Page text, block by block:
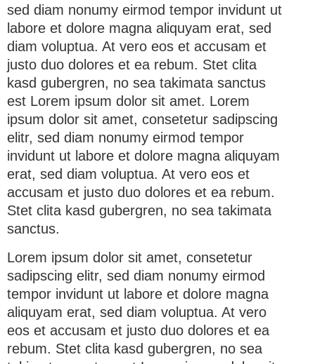
sed diam nonumy eirmod tempor invidunt ut
labore et dolore magna aliquyam erat, sed
diam voluptua. At vero eos et accusam et
justo duo dolores et ea rebum. Stet clita
kasd gubergren, no sea takimata sanctus
est Lorem ipsum dolor sit amet. Lorem
ipsum dolor sit amet, consetetur sadipscing
elitr, sed diam nonumy eirmod tempor
invidunt ut labore et dolore magna aliquyam
erat, sed diam voluptua. At vero eos et
accusam et justo duo dolores et ea rebum.
Stet clita kasd gubergren, no sea takimata
sanctus.
Lorem ipsum dolor sit amet, consetetur
sadipscing elitr, sed diam nonumy eirmod
tempor invidunt ut labore et dolore magna
aliquyam erat, sed diam voluptua. At vero
eos et accusam et justo duo dolores et ea
rebum. Stet clita kasd gubergren, no sea